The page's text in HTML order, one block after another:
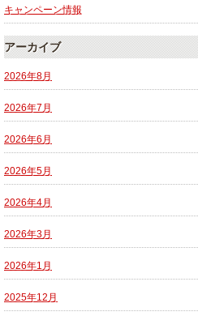
キャンペーン情報
アーカイブ
2026年8月
2026年7月
2026年6月
2026年5月
2026年4月
2026年3月
2026年1月
2025年12月